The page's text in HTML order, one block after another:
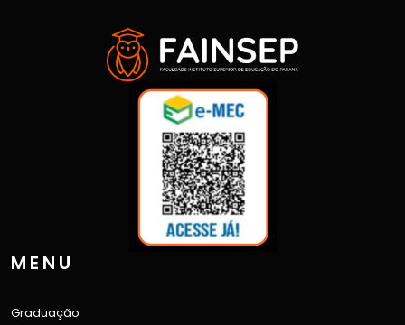
MENU
Graduação